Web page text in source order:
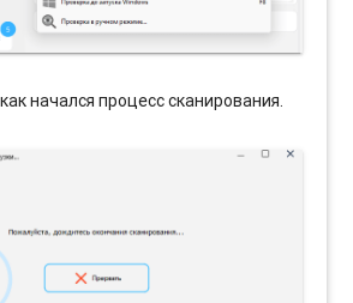
начался процесс сканирования.